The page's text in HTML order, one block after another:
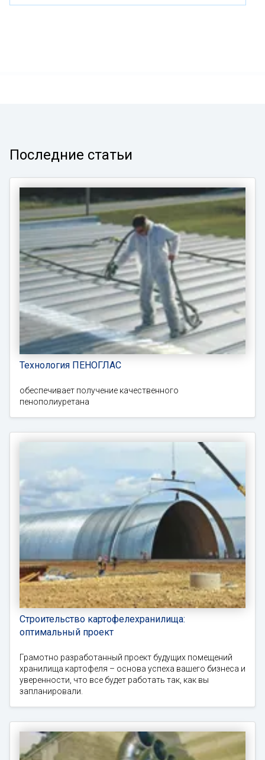
Последние статьи
Технология ПЕНОГЛАС
обеспечивает получение качественного
пенополиуретана
Строительство картофелехранилища:
оптимальный проект
Грамотно разработанный проект будущих помещений
хранилища картофеля – основа успеха вашего бизнеса и
уверенности, что все будет работать так, как вы
запланировали.